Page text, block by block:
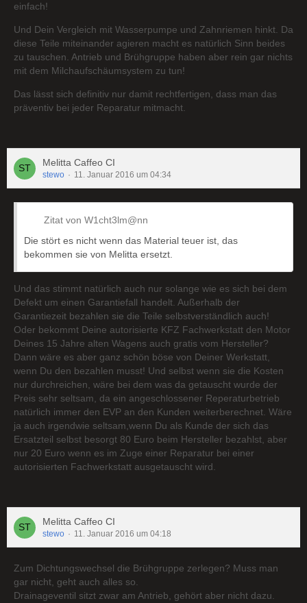
einfach!
Und Dein Vergleich mit Wasserpumpe und Zahnriemen hinkt. Da
diese Teile miteinander agieren macht es natürlich Sinn beides
zu tauschen. Antrieb und Brühgruppe haben aber rein gar nichts
mit dem Milchaufschäumsystem zu tun!
Das lässt sich definitiv nur damit rechtfertigen, dass man das
präventiv bei jeder Reparatur mitmacht.
Melitta Caffeo CI
stewo 11. Januar 2016 um 04:34
Zitat von W1cht3lm@nn
Die stört es nicht wenn das Material teuer ist, das
bekommen sie von Melitta ersetzt.
Und das stimmt natürlich auch nur solange wie es sich bei dem
Defekt um einen Garantiefall handelt. Außerhalb der
Garantiezeit bezahlen sie die Teile selbstverständlich auch!
Oder bekommt Deine autorisierte KFZ Fachwerkstatt den Motor
Deines 15 Jahre alten Wagens auch gratis vom Hersteller?
Dann wäre es aber ganz schön böse von Deiner Werkstatt,
wenn Du den bezahlen musst! Und selbst wenn sie die Kosten
nur durchreichen, wäre bei dem was da getauscht wurde der
Preis sehr seltsam, da ein angeschlossener Reperaturbetrieb
natürlich immer den EVP an den Kunden weiterberechnet. Wäre
ja auch irgendwie seltsam,wenn Du als Kunde der sich das
Ersatzteil selbst besorgt 80 Euro beim Hersteller bezahlst, aber
nur 20 Euro wenn es im Zuge einer Reparatur bei einer
autorisierten Fachwerkstatt ausgetauscht wird.
Melitta Caffeo CI
stewo 11. Januar 2016 um 04:18
Zum Dichtungswechsel die Brühgruppe zerlegen? Muss man
gar nicht, geht auch alles so.
Drainageventil sitzt zwar am Antrieb, gehört aber nicht dazu.